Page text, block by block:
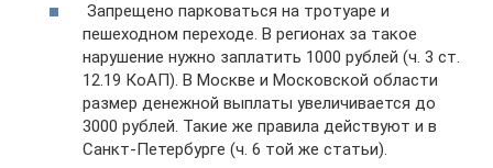
Запрещено парковаться на тротуаре и
пешеходном переходе. В регионах за такое
нарушение нужно заплатить 1000 рублей (ч. 3 ст.
12.19 КоАП). В Москве и Московской области
размер денежной выплаты увеличивается до
3000 рублей. Такие же правила действуют и в
Санкт-Петербурге (ч. 6 той же статьи).